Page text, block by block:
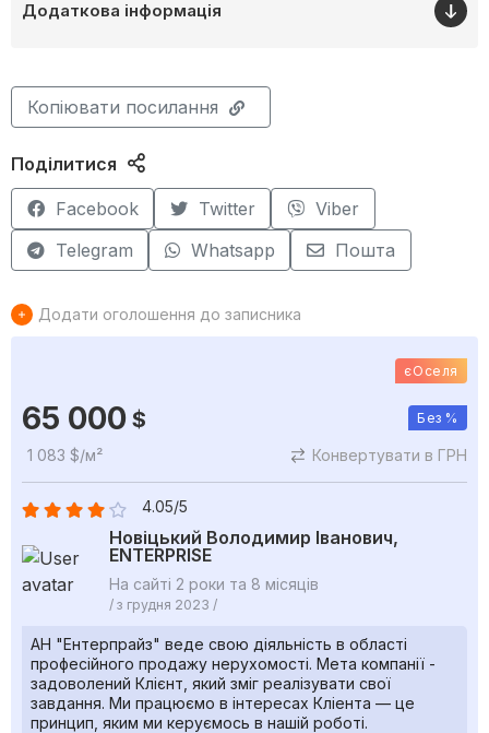
Додаткова інформація
Копіювати посилання
Поділитися
Facebook Twitter
Viber
Telegram
Whatsapp Пошта
Додати оголошення до записника
єОселя
65 000 $ Без %
1 083 $/м² Конвертувати в ГРН
4.05/5
Новіцький Володимир Іванович,
ENTERPRISE
На сайті 2 роки та 8 місяців
/ з грудня 2023 /
АН "Ентерпрайз" веде свою діяльність в області
професійного продажу нерухомості. Мета компанії -
задоволений Клієнт, який зміг реалізувати свої
завдання. Ми працюємо в інтересах Кліента — це
принцип, яким ми керуємось в нашій роботі.